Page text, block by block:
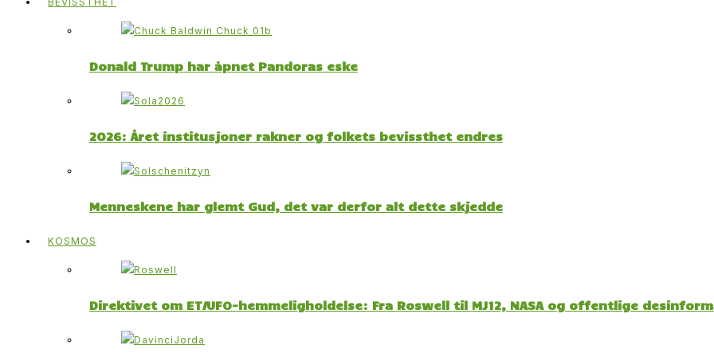
Donald Trump har åpnet Pandoras eske
2026: Året institusjoner rakner og folkets bevissthet endres
Menneskene har glemt Gud, det var derfor alt dette skjedde
KOSMOS
Direktivet om ET/UFO-hemmeligholdelse: Fra Roswell til MJ12, NASA og offentlige